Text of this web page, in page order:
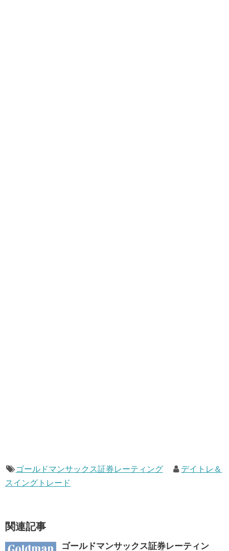
ゴールドマンサックス証券レーティング
デイトレ＆
スイングトレード
関連記事
ゴールドマンサックス証券レーティン